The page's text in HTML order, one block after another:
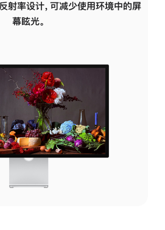
射率设计，可减少使用环境中的屏
幕眩光。